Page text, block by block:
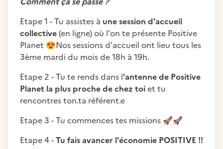
Etape 1 - Tu assistes à une session d'accueil
collective(en ligne) où l'on te présente Positive
Planet 😍Nos sessions d'accueil ont lieu tous les
3ème mardi du mois de 18h à 19h.
Etape 2 - Tu te rends dans l'antenne de Positive
Planet la plus proche de chez toiet tu
rencontres ton.ta référent.e
Etape 3 - Tu commences tes missions 🚀🚀
Etape 4 -Tu fais avancer l'économie POSITIVE !!